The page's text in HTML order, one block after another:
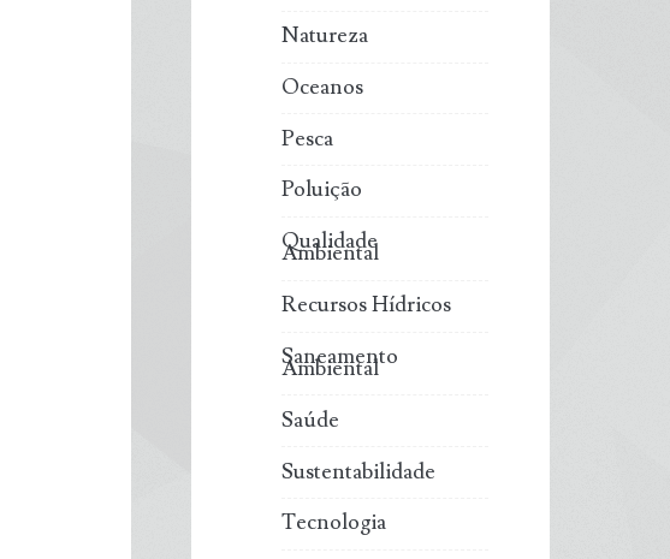
Natureza
Oceanos
Pesca
Poluição
Qualidade
Ambiental
Recursos Hídricos
Saneamento
Ambiental
Saúde
Sustentabilidade
Tecnologia